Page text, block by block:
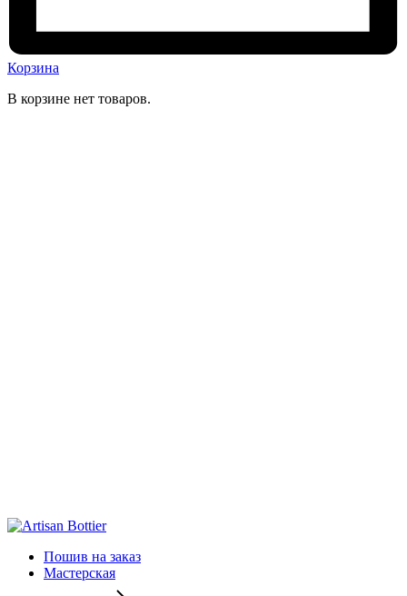
Корзина
В корзине нет товаров.
Пошив на заказ
Мастерская